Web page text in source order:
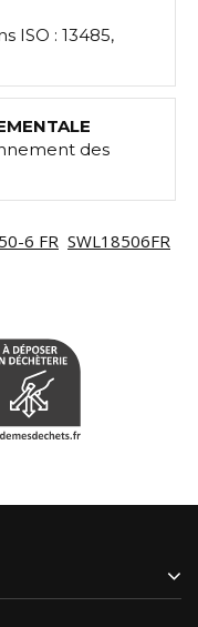
ISO : 13485,
des
6 FR SWL18506FR